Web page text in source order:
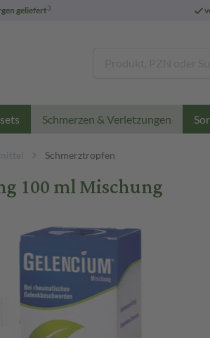
geliefert3
Schmerzen & Verletzungen
Schmerztropfen
100 ml Mischung